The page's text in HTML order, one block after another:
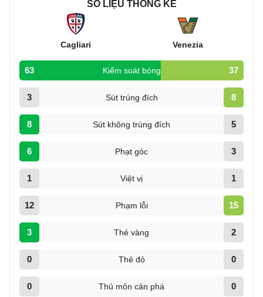
SỐ LIỆU THỐNG KÊ
Cagliari Venezia
63 Kiểm soát bóng 37
3 Sút trúng đích 8
8 Sút không trúng đích 5
6 Phạt góc 3
1 Việt vị 1
12 Phạm lỗi 15
3 Thẻ vàng 2
0 Thẻ đỏ 0
0 Thủ môn cản phá 0